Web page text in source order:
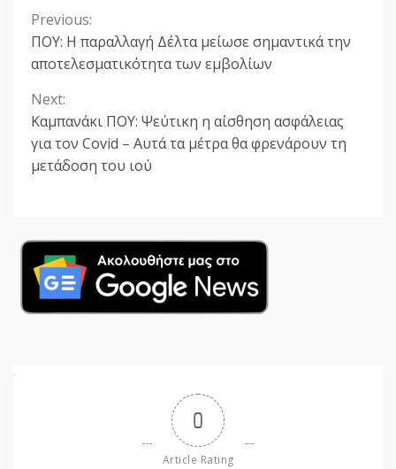
Continue
Reading
Previous:
ΠΟΥ: Η παραλλαγή Δέλτα μείωσε σημαντικά την
αποτελεσματικότητα των εμβολίων
Next:
Καμπανάκι ΠΟΥ: Ψεύτικη η αίσθηση ασφάλειας
για τον Covid – Αυτά τα μέτρα θα φρενάρουν τη
μετάδοση του ιού
0
Article Rating